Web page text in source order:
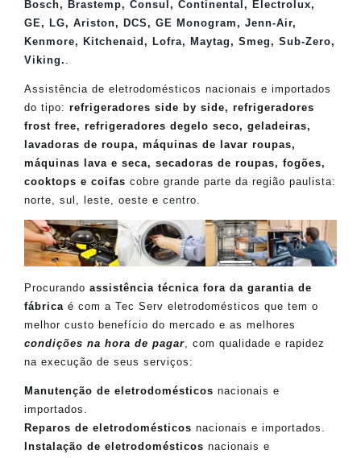
Bosch, Brastemp, Consul , Continental , Electrolux,
GE, LG, Ariston, DCS , GE Monogram , Jenn-Air,
Kenmore, Kitchenaid , Lofra, Maytag , Smeg , Sub-Zero,
Viking. .
Assistência de eletrodomésticos nacionais e importados
do tipo: refrigeradores side by side, refrigeradores
frost free, refrigeradores degelo seco, geladeiras,
lavadoras de roupa, máquinas de lavar roupas,
máquinas lava e seca, secadoras de roupas, fogões,
cooktops e coifas cobre grande parte da região paulista:
norte, sul, leste, oeste e centro.
Procurando assistência técnica fora da garantia de
fábrica é com a Tec Serv eletrodomésticos que tem o
melhor custo benefício do mercado e as melhores
condições na hora de pagar, com qualidade e rapidez
na execução de seus serviços:
Manutenção de eletrodomésticos nacionais e
importados.
Reparos de eletrodomésticos nacionais e importados.
Instalação de eletrodomésticos nacionais e